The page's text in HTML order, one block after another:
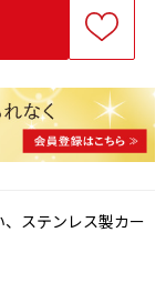
ステンレス製カー